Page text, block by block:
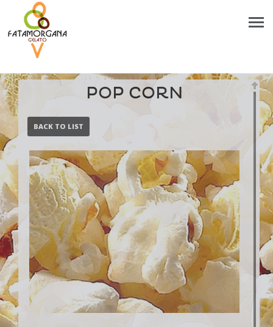
POP CORN
BACK TO LIST